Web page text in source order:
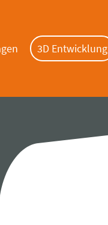
3D Entwicklung